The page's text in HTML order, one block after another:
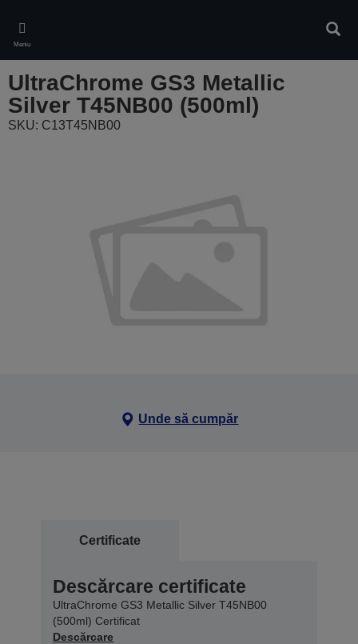
main
content
Meniu
UltraChrome GS3 Metallic
Silver T45NB00 (500ml)
SKU: C13T45NB00
Unde să cumpăr
Certificate
Descărcare certificate
UltraChrome GS3 Metallic Silver T45NB00
(500ml) Certificat
Descărcare